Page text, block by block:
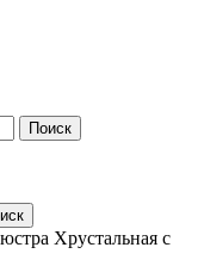
Поиск
Хрустальная с